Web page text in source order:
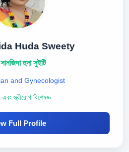
Huda Sweety
হুদা সুইটি
and Gynecologist
স্ত্রীরোগ বিশেষজ্ঞ
Full Profile